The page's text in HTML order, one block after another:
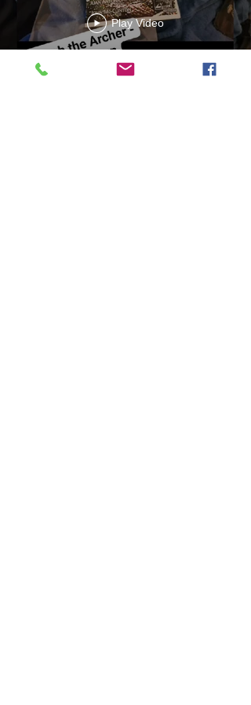
Play Video